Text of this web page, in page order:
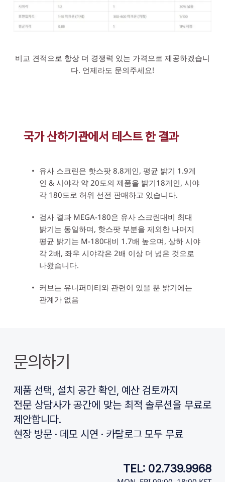
비교 견적으로 항상 더 경쟁력 있는 가격으로 제공하겠습니
다. 언제라도 문의주세요!
국가 산하기관에서 테스트 한 결과
유사 스크린은 핫스팟 8.8게인, 평균 밝기 1.9게
인 & 시야각 약 20도의 제품을 밝기18게인, 시야
각 180도로 허위 선전 판매하고 있습니다.
검사 결과 MEGA-180은 유사 스크린대비 최대
밝기는 동일하며, 핫스팟 부분을 제외한 나머지
평균 밝기는 M-180대비 1.7배 높으며, 상하 시야
각 2배, 좌우 시야각은 2배 이상 더 넓은 것으로
나왔습니다.
커브는 유니퍼미티와 관련이 있을 뿐 밝기에는
관계가 없음
문의하기
제품 선택, 설치 공간 확인, 예산 검토까지
전문 상담사가 공간에 맞는 최적 솔루션을 무료로
제안합니다.
현장 방문 · 데모 시연 · 카탈로그 모두 무료
TEL: 02.739.9968